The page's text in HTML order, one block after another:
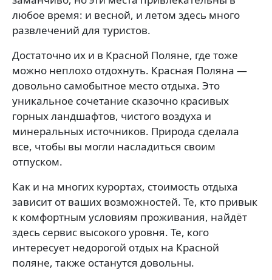
любое время: и весной, и летом здесь много
развлечений для туристов.
Достаточно их и в Красной Поляне, где тоже
можно неплохо отдохнуть. Красная Поляна —
довольно самобытное место отдыха. Это
уникальное сочетание сказочно красивых
горных ландшафтов, чистого воздуха и
минеральных источников. Природа сделала
все, чтобы вы могли насладиться своим
отпуском.
Как и на многих курортах, стоимость отдыха
зависит от ваших возможностей. Те, кто привык
к комфортным условиям проживания, найдёт
здесь сервис высокого уровня. Те, кого
интересует недорогой отдых на Красной
поляне, также останутся довольны.